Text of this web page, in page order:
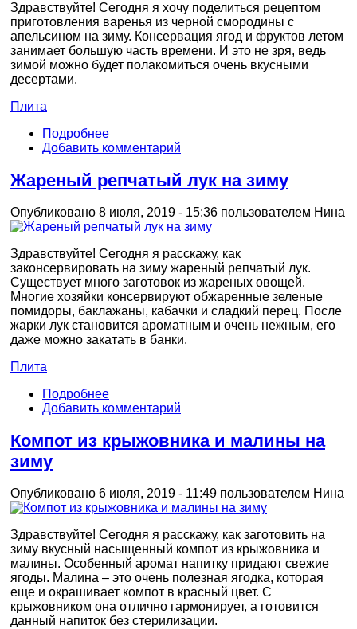
Здравствуйте! Сегодня я хочу поделиться рецептом
приготовления варенья из черной смородины с
апельсином на зиму. Консервация ягод и фруктов летом
занимает большую часть времени. И это не зря, ведь
зимой можно будет полакомиться очень вкусными
десертами.
Плита
Подробнее
Добавить комментарий
Жареный репчатый лук на зиму
Опубликовано 8 июля, 2019 - 15:36 пользователем Нина
Здравствуйте! Сегодня я расскажу, как
законсервировать на зиму жареный репчатый лук.
Существует много заготовок из жареных овощей.
Многие хозяйки консервируют обжаренные зеленые
помидоры, баклажаны, кабачки и сладкий перец. После
жарки лук становится ароматным и очень нежным, его
даже можно закатать в банки.
Плита
Подробнее
Добавить комментарий
Компот из крыжовника и малины на
зиму
Опубликовано 6 июля, 2019 - 11:49 пользователем Нина
Здравствуйте! Сегодня я расскажу, как заготовить на
зиму вкусный насыщенный компот из крыжовника и
малины. Особенный аромат напитку придают свежие
ягоды. Малина – это очень полезная ягодка, которая
еще и окрашивает компот в красный цвет. С
крыжовником она отлично гармонирует, а готовится
данный напиток без стерилизации.